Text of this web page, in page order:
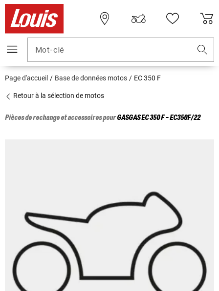
Mot-clé
Page d'accueil Base de données motos EC 350 F
Retour à la sélection de motos
Pièces de rechange et accessoires pourGASGASEC 350 F - EC350F/22